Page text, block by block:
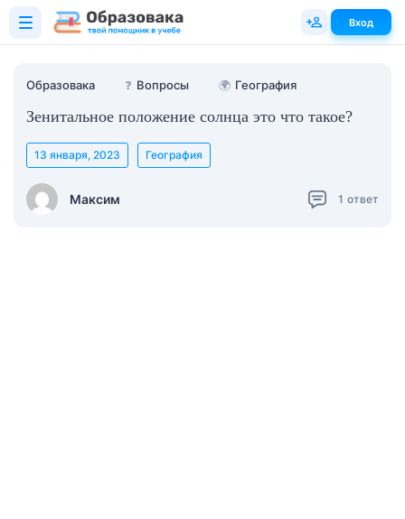
Образовака ❓ Вопросы 🌍 География
Зенитальное положение солнца это что такое?
Максим
13 января, 2023 География
1 ответ
Вход